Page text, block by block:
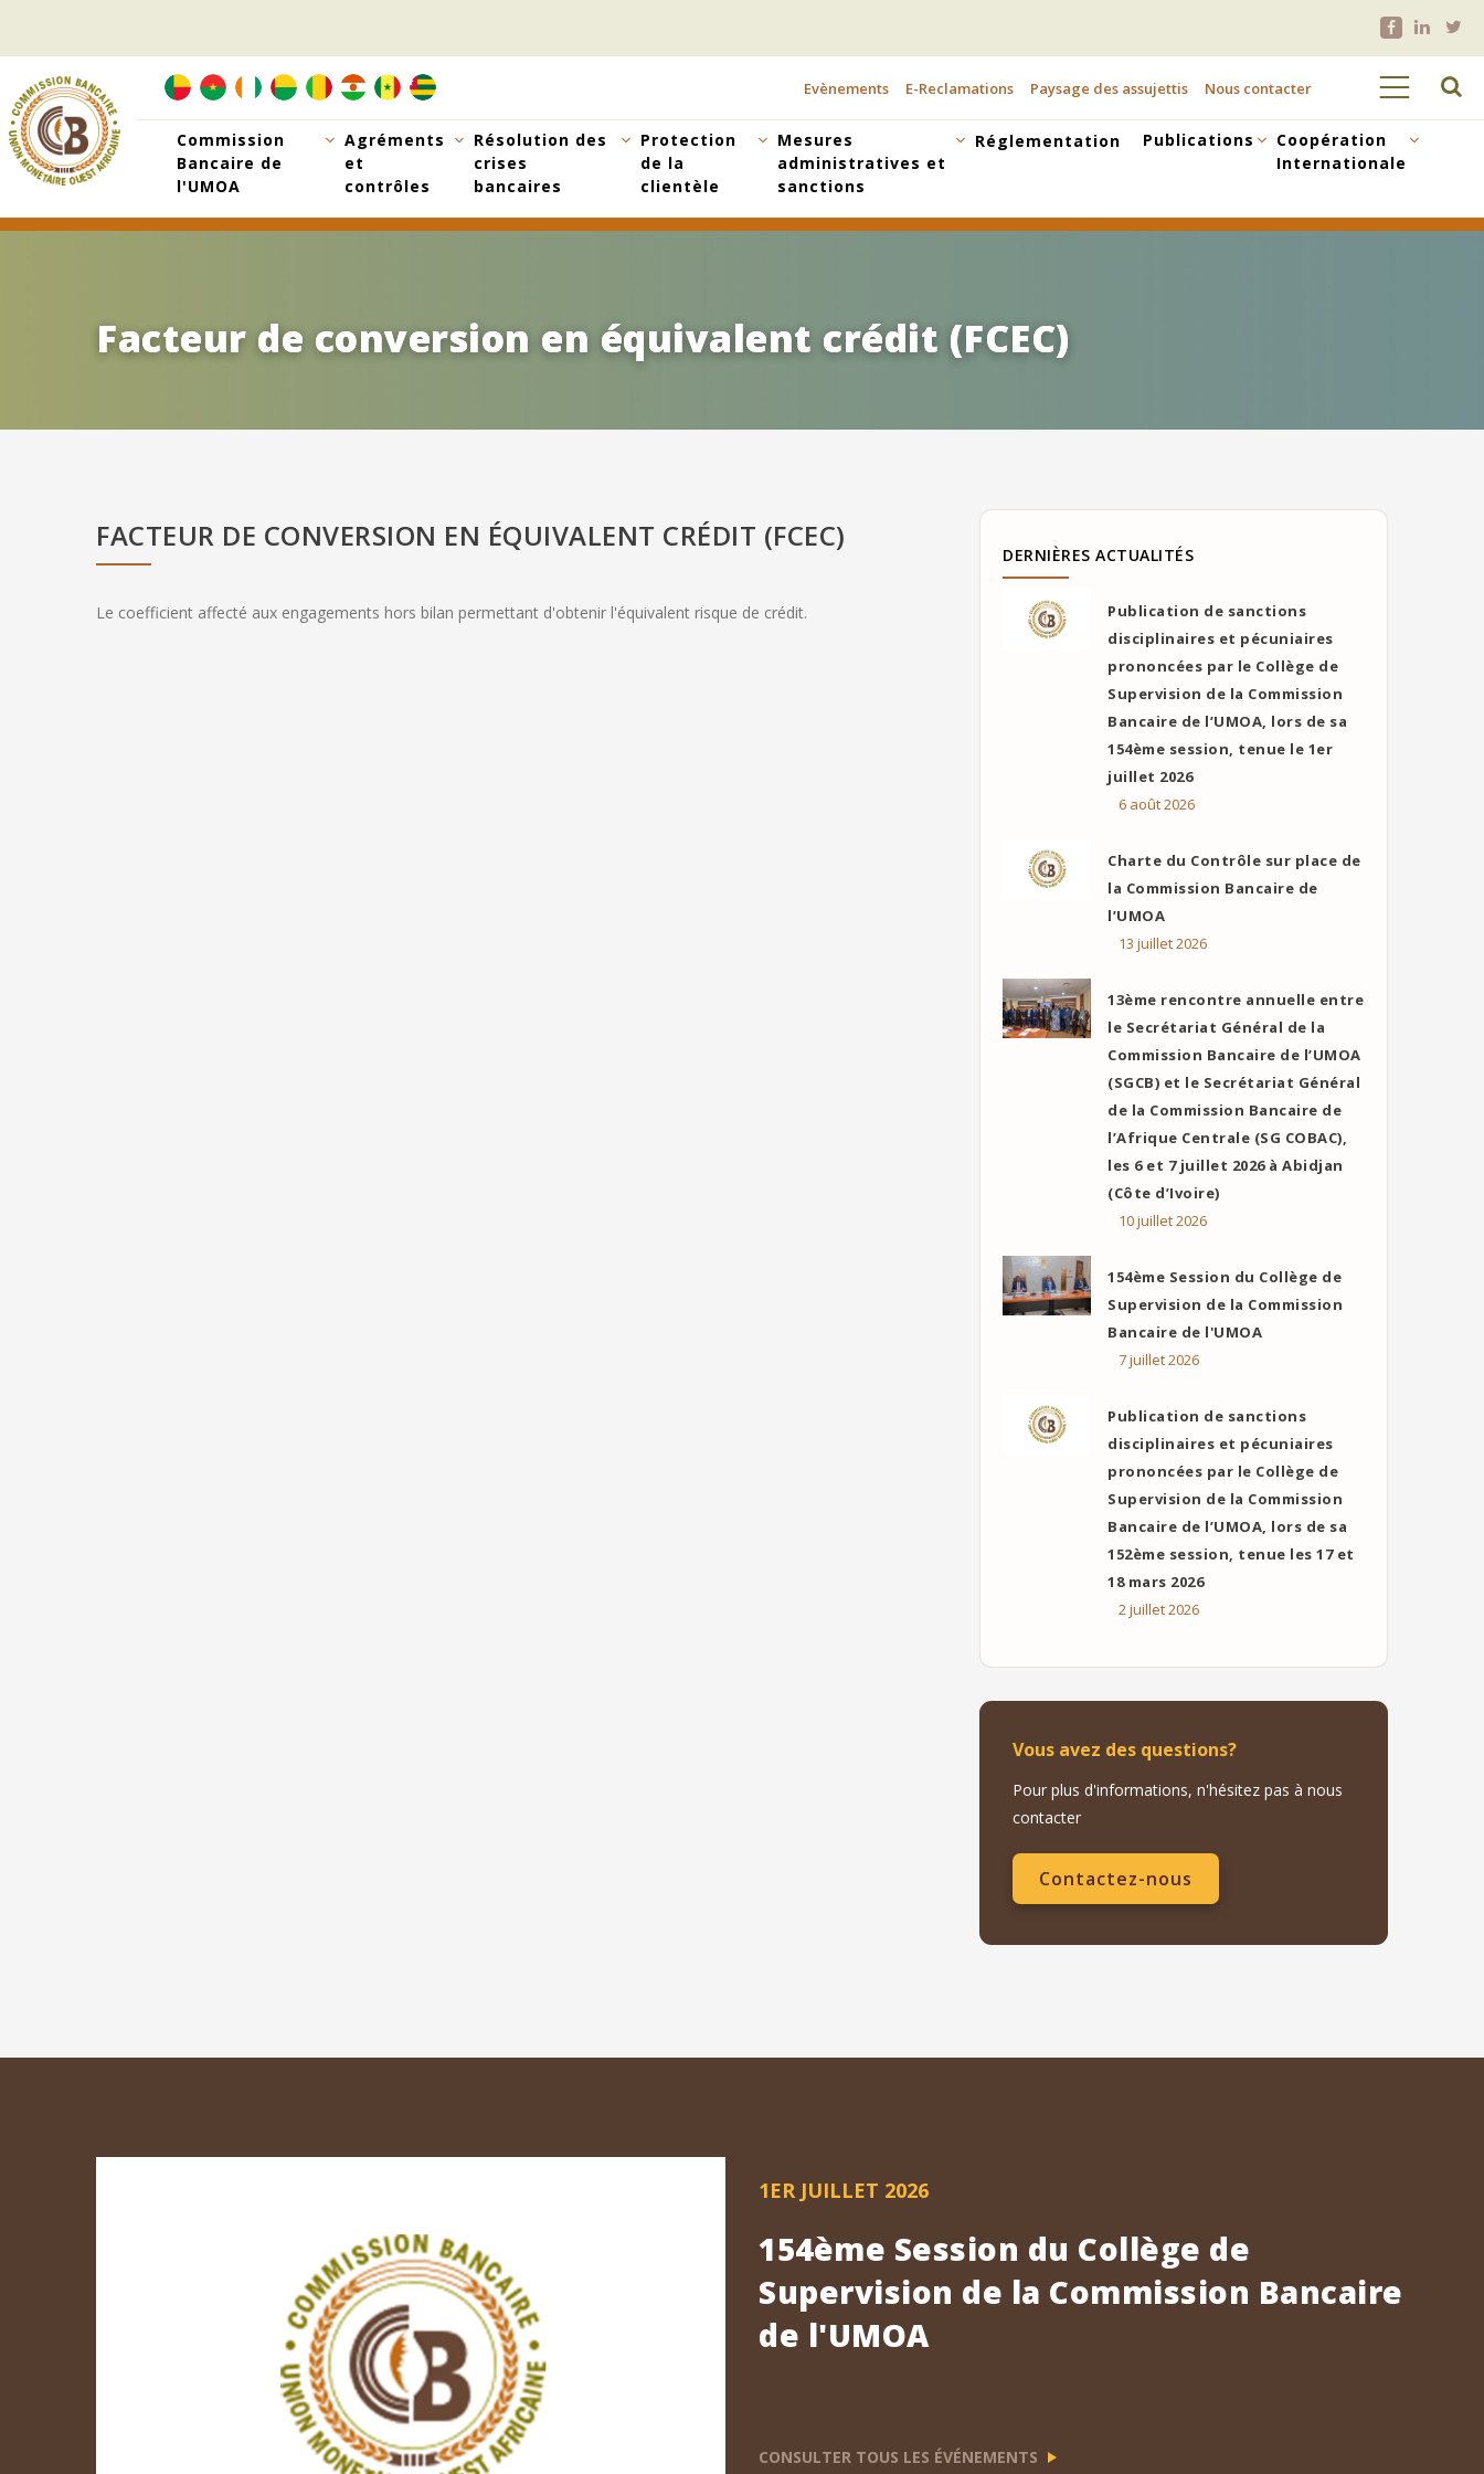
principal
MENU
Evènements E-Reclamations Paysage des assujettis Nous contacter
Commission
Bancaire de
l'UMOA
Agréments
et
contrôles
Résolution des
crises
bancaires
Protection
de la
clientèle
Mesures
administratives et
sanctions
Réglementation Publications
Coopération
Internationale
Facteur de conversion en équivalent crédit (FCEC)
Facteur de conversion en équivalent crédit (FCEC)
FACTEUR DE CONVERSION EN ÉQUIVALENT CRÉDIT (FCEC)
Le coefficient affecté aux engagements hors bilan permettant d'obtenir l'équivalent risque de crédit.
DERNIÈRES ACTUALITÉS
Publication de sanctions
disciplinaires et pécuniaires
prononcées par le Collège de
Supervision de la Commission
Bancaire de l’UMOA, lors de sa
154ème session, tenue le 1er
juillet 2026
6 août 2026
Charte du Contrôle sur place de
la Commission Bancaire de
l’UMOA
13 juillet 2026
13ème rencontre annuelle entre
le Secrétariat Général de la
Commission Bancaire de l’UMOA
(SGCB) et le Secrétariat Général
de la Commission Bancaire de
l’Afrique Centrale (SG COBAC),
les 6 et 7 juillet 2026 à Abidjan
(Côte d’Ivoire)
10 juillet 2026
154ème Session du Collège de
Supervision de la Commission
Bancaire de l'UMOA
7 juillet 2026
Publication de sanctions
disciplinaires et pécuniaires
prononcées par le Collège de
Supervision de la Commission
Bancaire de l’UMOA, lors de sa
152ème session, tenue les 17 et
18 mars 2026
2 juillet 2026
Vous avez des questions?
Pour plus d'informations, n'hésitez pas à nous
contacter
Contactez-nous
1ER JUILLET 2026
154ème Session du Collège de
Supervision de la Commission Bancaire
de l'UMOA
CONSULTER TOUS LES ÉVÉNEMENTS